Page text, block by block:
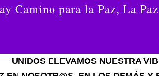
Camino para la Paz, La
UNIDOS ELEVAMOS NUESTRA